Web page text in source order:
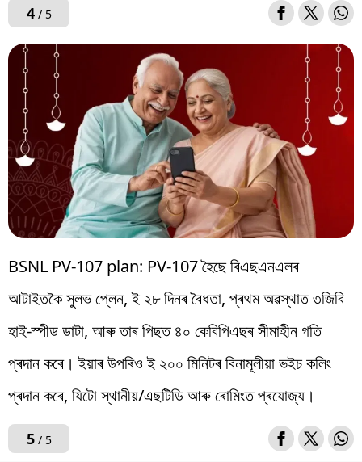
4/ 5
BSNL PV-107 plan: PV-107 হৈছে বিএছএনএলৰ
আটাইতকৈ সুলভ প্লেন, ই ২৮ দিনৰ বৈধতা, প্ৰথম অৱস্থাত ৩জিবি
হাই-স্পীড ডাটা, আৰু তাৰ পিছত ৪০ কেবিপিএছৰ সীমাহীন গতি
প্ৰদান কৰে। ইয়াৰ উপৰিও ই ২০০ মিনিটৰ বিনামূলীয়া ভইচ কলিং
প্ৰদান কৰে, যিটো স্থানীয়/এছটিডি আৰু ৰোমিংত প্ৰযোজ্য।
5/ 5